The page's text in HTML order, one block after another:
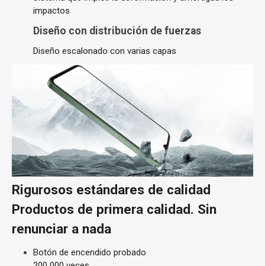
impactos
Diseño con distribución de fuerzas
Diseño escalonado con varias capas
Rigurosos estándares de calidad
Productos de primera calidad. Sin
renunciar a nada
Botón de encendido probado